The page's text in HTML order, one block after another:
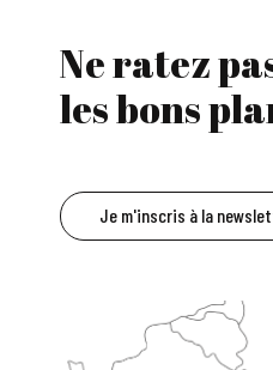
Ne ratez
les bons
Je m'inscris à la